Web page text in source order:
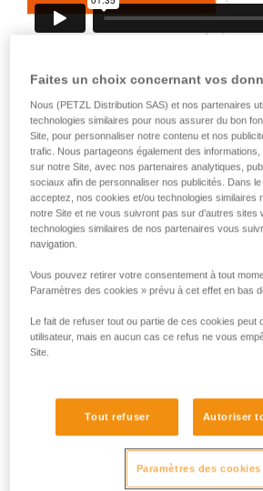
Il est aussi important
came, annule le blocage
C’est pourquoi il est
tenir l’appareil à pleine
garder le pouce en
came, de ne pas bloquer
gestuelles. Voici quelques illustrations :
Faites un choix concernant vos
Nous (PETZL Distribution SAS) et nos partenaires
technologies similaires pour nous assurer du bon
Site, pour personnaliser notre contenu et nos
trafic. Nous partageons également des
sur notre Site, avec nos partenaires analytiques,
sociaux afin de personnaliser nos publicités. Dans
acceptez, nos cookies et/ou technologies similaires
notre Site et ne vous suivront pas sur d’autres sites
technologies similaires de nos partenaires vous
navigation.
Vous pouvez retirer votre consentement à tout
Paramètres des cookies » prévu à cet effet en bas
Le fait de refuser tout ou partie de ces cookies peut
utilisateur, mais en aucun cas ce refus ne vous
Site.
Tout refuser Autoriser
Paramètres des cookies